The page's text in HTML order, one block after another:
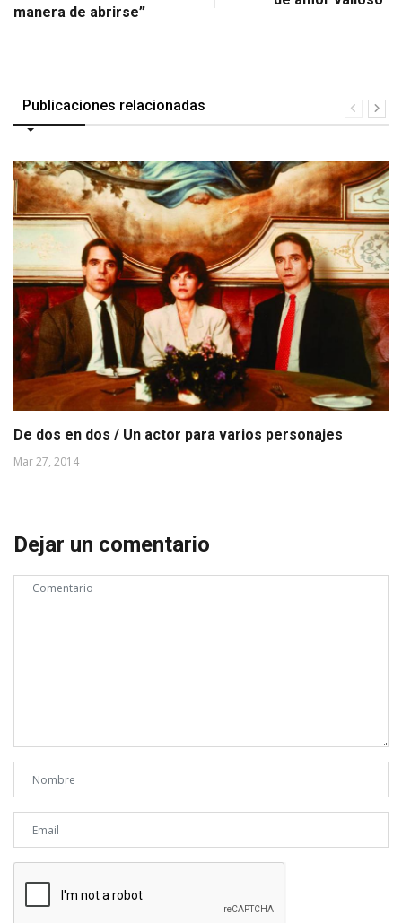
manera de abrirse”
Publicaciones relacionadas
De dos en dos / Un actor para varios personajes
Mar 27, 2014
Dejar un comentario